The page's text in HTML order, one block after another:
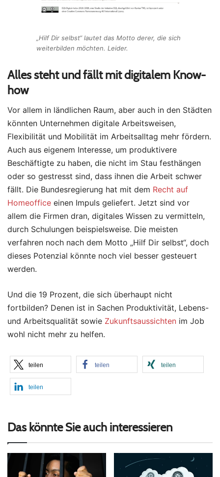
„Hilf Dir selbst“ lautet das Motto derer, die sich
weiterbilden möchten. Leider.
Alles steht und fällt mit digitalem Know-
how
Vor allem in ländlichen Raum, aber auch in den Städten
könnten Unternehmen digitale Arbeitsweisen,
Flexibilität und Mobilität im Arbeitsalltag mehr fördern.
Auch aus eigenem Interesse, um produktivere
Beschäftigte zu haben, die nicht im Stau festhängen
oder so gestresst sind, dass ihnen die Arbeit schwer
fällt. Die Bundesregierung hat mit dem Recht auf
Homeoffice einen Impuls geliefert. Jetzt sind vor
allem die Firmen dran, digitales Wissen zu vermitteln,
durch Schulungen beispielsweise. Die meisten
verfahren noch nach dem Motto „Hilf Dir selbst“, doch
dieses Potenzial könnte noch viel besser gesteuert
werden.
Und die 19 Prozent, die sich überhaupt nicht
fortbilden? Denen ist in Sachen Produktivität, Lebens-
und Arbeitsqualität sowie Zukunftsaussichten im Job
wohl nicht mehr zu helfen.
teilen teilen teilen
teilen
Das könnte Sie auch interessieren